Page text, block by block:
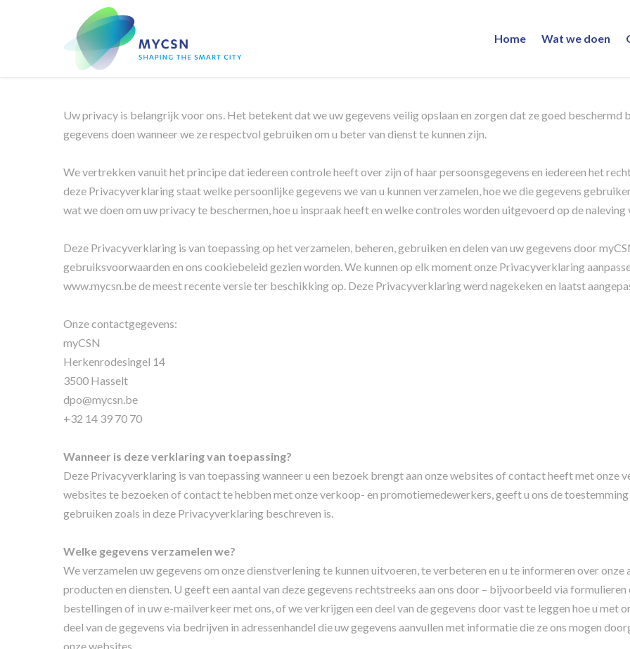
Home Wat we doen
Uw privacy is belangrijk voor ons. Het betekent dat we uw gegevens veilig opslaan en zorgen dat ze goed beschermd
gegevens doen wanneer we ze respectvol gebruiken om u beter van dienst te kunnen zijn.
We vertrekken vanuit het principe dat iedereen controle heeft over zijn of haar persoonsgegevens en iedereen het
deze Privacyverklaring staat welke persoonlijke gegevens we van u kunnen verzamelen, hoe we die gegevens
wat we doen om uw privacy te beschermen, hoe u inspraak heeft en welke controles worden uitgevoerd op de naleving
Deze Privacyverklaring is van toepassing op het verzamelen, beheren, gebruiken en delen van uw gegevens door
gebruiksvoorwaarden en ons cookiebeleid gezien worden. We kunnen op elk moment onze Privacyverklaring
www.mycsn.be de meest recente versie ter beschikking op. Deze Privacyverklaring werd nagekeken en laatst
Onze contactgegevens:
myCSN
Herkenrodesingel 14
3500 Hasselt
dpo@mycsn.be
+32 14 39 70 70
Wanneer is deze verklaring van toepassing?
Deze Privacyverklaring is van toepassing wanneer u een bezoek brengt aan onze websites of contact heeft met
websites te bezoeken of contact te hebben met onze verkoop- en promotiemedewerkers, geeft u ons de
gebruiken zoals in deze Privacyverklaring beschreven is.
Welke gegevens verzamelen we?
We verzamelen uw gegevens om onze dienstverlening te kunnen uitvoeren, te verbeteren en u te informeren over
producten en diensten. U geeft een aantal van deze gegevens rechtstreeks aan ons door – bijvoorbeeld via
bestellingen of in uw e-mailverkeer met ons, of we verkrijgen een deel van de gegevens door vast te leggen hoe u met
deel van de gegevens via bedrijven in adressenhandel die uw gegevens aanvullen met informatie die ze ons mogen
onze websites.